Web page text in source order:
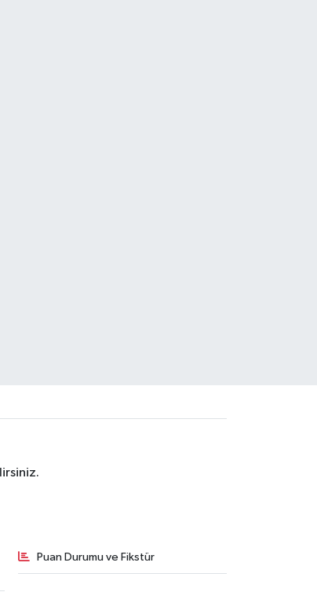
Puan Durumu ve Fikstür